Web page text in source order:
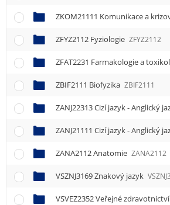
ZKOM21111 Komunikace a
ZFYZ2112 Fyziologie ZFYZ2112
ZFAT2231 Farmakologie a
ZBIF2111 Biofyzika ZBIF2111
ZANJ22313 Cizí jazyk - Anglický
ZANJ21111 Cizí jazyk - Anglický
ZANA2112 Anatomie ZANA2112
VSZNJ3169 Znakový jazyk
VSVEZ2352 Veřejné zdravotnictví